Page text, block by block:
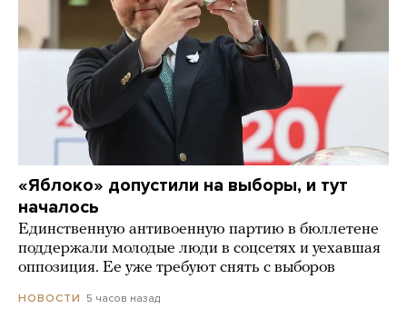
«Яблоко» допустили на выборы, и тут
началось
Единственную антивоенную партию в бюллетене
поддержали молодые люди в соцсетях и уехавшая
оппозиция. Ее уже требуют снять с выборов
НОВОСТИ 5 часов назад